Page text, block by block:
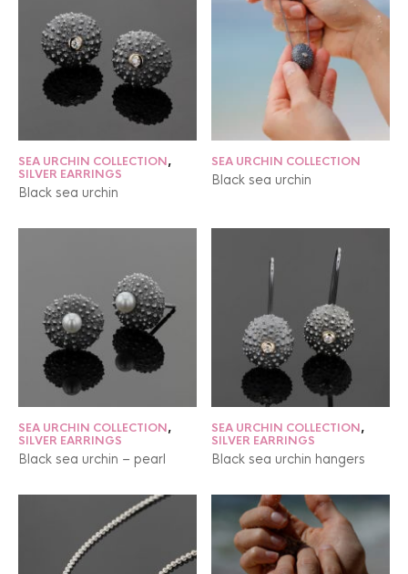
SEA URCHIN COLLECTION,
SILVER EARRINGS
Black sea urchin
SEA URCHIN COLLECTION
Black sea urchin
SEA URCHIN COLLECTION,
SILVER EARRINGS
Black sea urchin – pearl
SEA URCHIN COLLECTION,
SILVER EARRINGS
Black sea urchin hangers